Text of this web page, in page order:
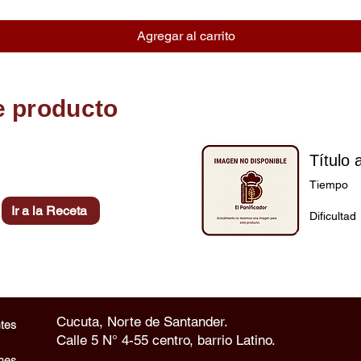
Agregar al carrito
producto
Ir a la Receta
Título
Tiempo
Dificultad
Cucuta, Norte de Santander.
Calle 5 N° 4-55 centro, barrio Latino.